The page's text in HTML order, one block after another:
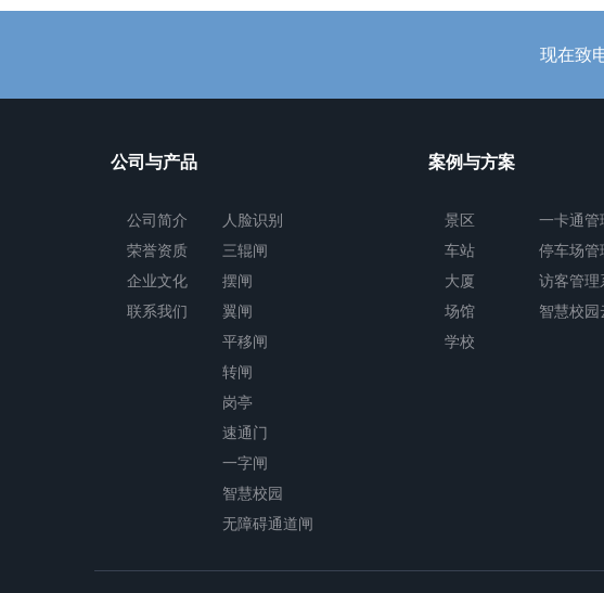
现在致
公司与产品
公司简介
荣誉资质
企业文化
联系我们
人脸识别
三辊闸
摆闸
翼闸
平移闸
转闸
岗亭
速通门
一字闸
智慧校园
无障碍通道闸
案例与方案
景区
车站
大厦
场馆
学校
一卡通
停车场
访客管理
智慧校园